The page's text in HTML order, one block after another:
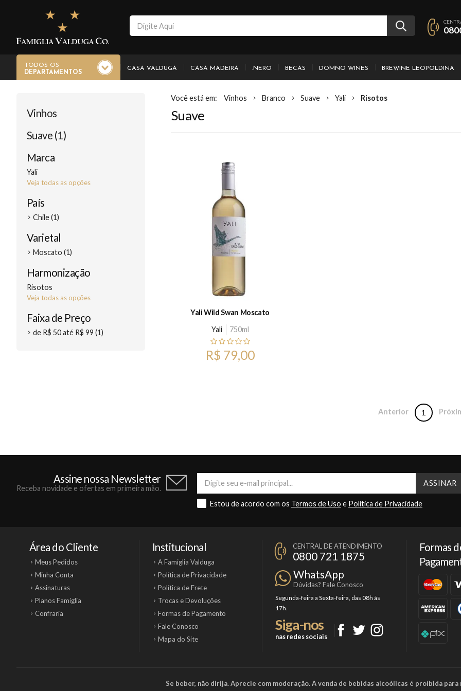
TODOS OS
DEPARTAMENTOS
CASA VALDUGA CASA MADEIRA .NERO BECAS DOMNO WINES BREWINE LEOPOLDINA
Vinhos
Suave (1)
Marca
Yali
Veja todas as opções
País
Chile (1)
Varietal
Moscato (1)
Harmonização
Risotos
Veja todas as opções
Faixa de Preço
de R$ 50 até R$ 99 (1)
Vinhos Branco Suave Yali Risotos
Suave
Yali Wild Swan Moscato
Yali
750ml
R$ 79,00
Anterior 1
Assine nossa Newsletter
Receba novidade e ofertas em primeira mão.
Estou de acordo com os Termos de Uso e Política de Privacidade
Área do Cliente
Meus Pedidos
Minha Conta
Assinaturas
Planos Famiglia
Confraria
Institucional
A Famiglia Valduga
Política de Privacidade
Política de Frete
Trocas e Devoluções
Formas de Pagamento
Fale Conosco
Mapa do Site
CENTRAL DE ATENDIMENTO
0800 721 1875
WhatsApp
Dúvidas? Fale Conosco
Segunda-feira a Sexta-feira, das 08h às
17h.
Siga-nos
nas redes sociais
Formas
Se beber, não dirija. Aprecie com moderação. A venda de bebidas alcoólicas é proíbida para